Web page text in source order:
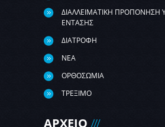
ΔΙΑΛΛΕΙΜΑΤΙΚΗ ΠΡΟΠΟΝΗΣΗ
ΕΝΤΑΣΗΣ
ΔΙΑΤΡΟΦΗ
ΝΕΑ
ΟΡΘΟΣΩΜΙΑ
ΤΡΕΞΙΜΟ
ΑΡΧΕΙΟ